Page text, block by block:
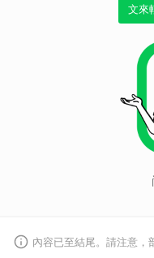
文來
內容已至結尾。請注意，